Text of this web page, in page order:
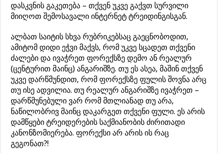
დასკვნის გაკეთება – თქვენ უკვე გაქვთ სურვილი
მიიღოთ შემოსავალი ინტერნეტ ტრეიდინგისგან.
ალბათ საიტის სხვა რუბრიკებსაც გაეცნობოდით,
ამიტომ დიდი ეჭვი მაქვს, რომ უკვე სცადეთ თქვენი
ძალები და ივაჭრეთ ფორექსზე დემო ან რეალურ
(ცენტურით მაინც) ანგარიშზე. თუ ეს ასეა, მაშინ თქვენ
უკვე დარწმუნდით, რომ ფორექსზე ფულის შოვნა არც
თუ ისე ადვილია. თუ რეალურ ანგარიშზე ივაჭრეთ –
დარწმუნებული ვარ რომ მთლიანად თუ არა,
ნაწილობრივ მაინც დაკარგეთ თქვენი ფული. ეს არის
დამწყები ტრეიდერების საქმიანობის ძირითადი
კანონზომიერება. ფორექსი არ არის ის რაც
გეგონათ?!